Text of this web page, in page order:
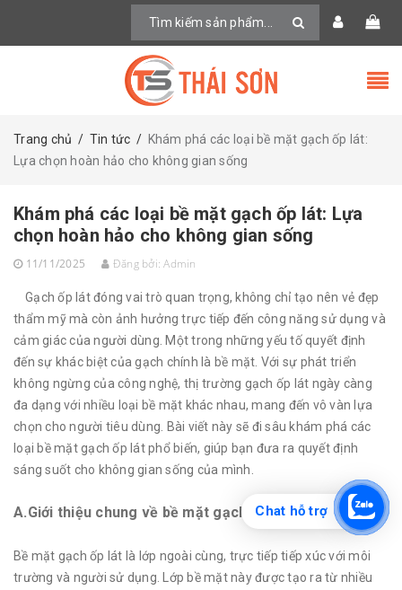
Trang chủ / Tin tức / Khám phá các loại bề mặt gạch ốp lát:
Lựa chọn hoàn hảo cho không gian sống
Khám phá các loại bề mặt gạch ốp lát: Lựa
chọn hoàn hảo cho không gian sống
11/11/2025 Đăng bởi:Admin
Gạch ốp lát đóng vai trò quan trọng, không chỉ tạo nên vẻ đẹp
thẩm mỹ mà còn ảnh hưởng trực tiếp đến công năng sử dụng và
cảm giác của người dùng. Một trong những yếu tố quyết định
đến sự khác biệt của gạch chính là bề mặt. Với sự phát triển
không ngừng của công nghệ, thị trường gạch ốp lát ngày càng
đa dạng với nhiều loại bề mặt khác nhau, mang đến vô vàn lựa
chọn cho người tiêu dùng. Bài viết này sẽ đi sâu khám phá các
loại bề mặt gạch ốp lát phổ biến, giúp bạn đưa ra quyết định
sáng suốt cho không gian sống của mình.
A.Giới thiệu chung về bề mặt gạch ốp lát
Bề mặt gạch ốp lát là lớp ngoài cùng, trực tiếp tiếp xúc với môi
trường và người sử dụng. Lớp bề mặt này được tạo ra từ nhiều
Chat hỗ trợ